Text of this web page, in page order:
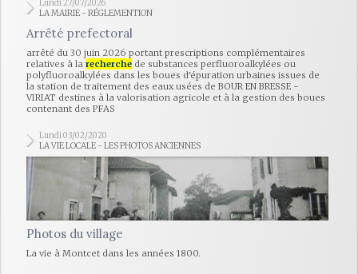
Lundi 27/07/2026
LA MAIRIE - RÉGLEMENTION
Arrêté prefectoral
arrêté du 30 juin 2026 portant prescriptions complémentaires
relatives à la recherche de substances perfluoroalkylées ou
polyfluoroalkylées dans les boues d'épuration urbaines issues de
la station de traitement des eaux usées de BOUR EN BRESSE -
VIRIAT destines à la valorisation agricole et à la gestion des boues
contenant des PFAS
Lundi 03/02/2020
LA VIE LOCALE - LES PHOTOS ANCIENNES
Photos du village
La vie à Montcet dans les années 1800.